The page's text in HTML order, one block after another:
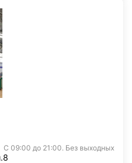
С 09:00 до 21:00. Без выходных